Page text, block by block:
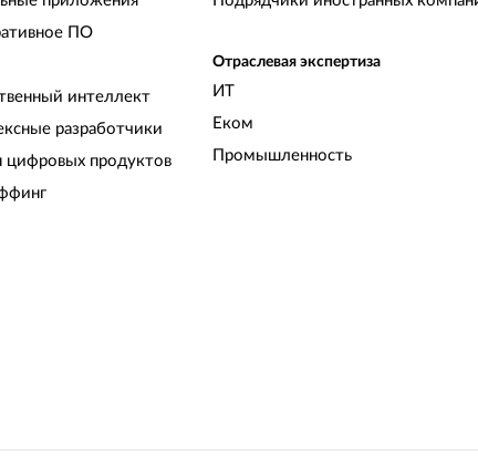
ПО
интеллект
разработчики
цифровых продуктов
Отраслевая экспертиза
ИТ
Еком
Промышленность